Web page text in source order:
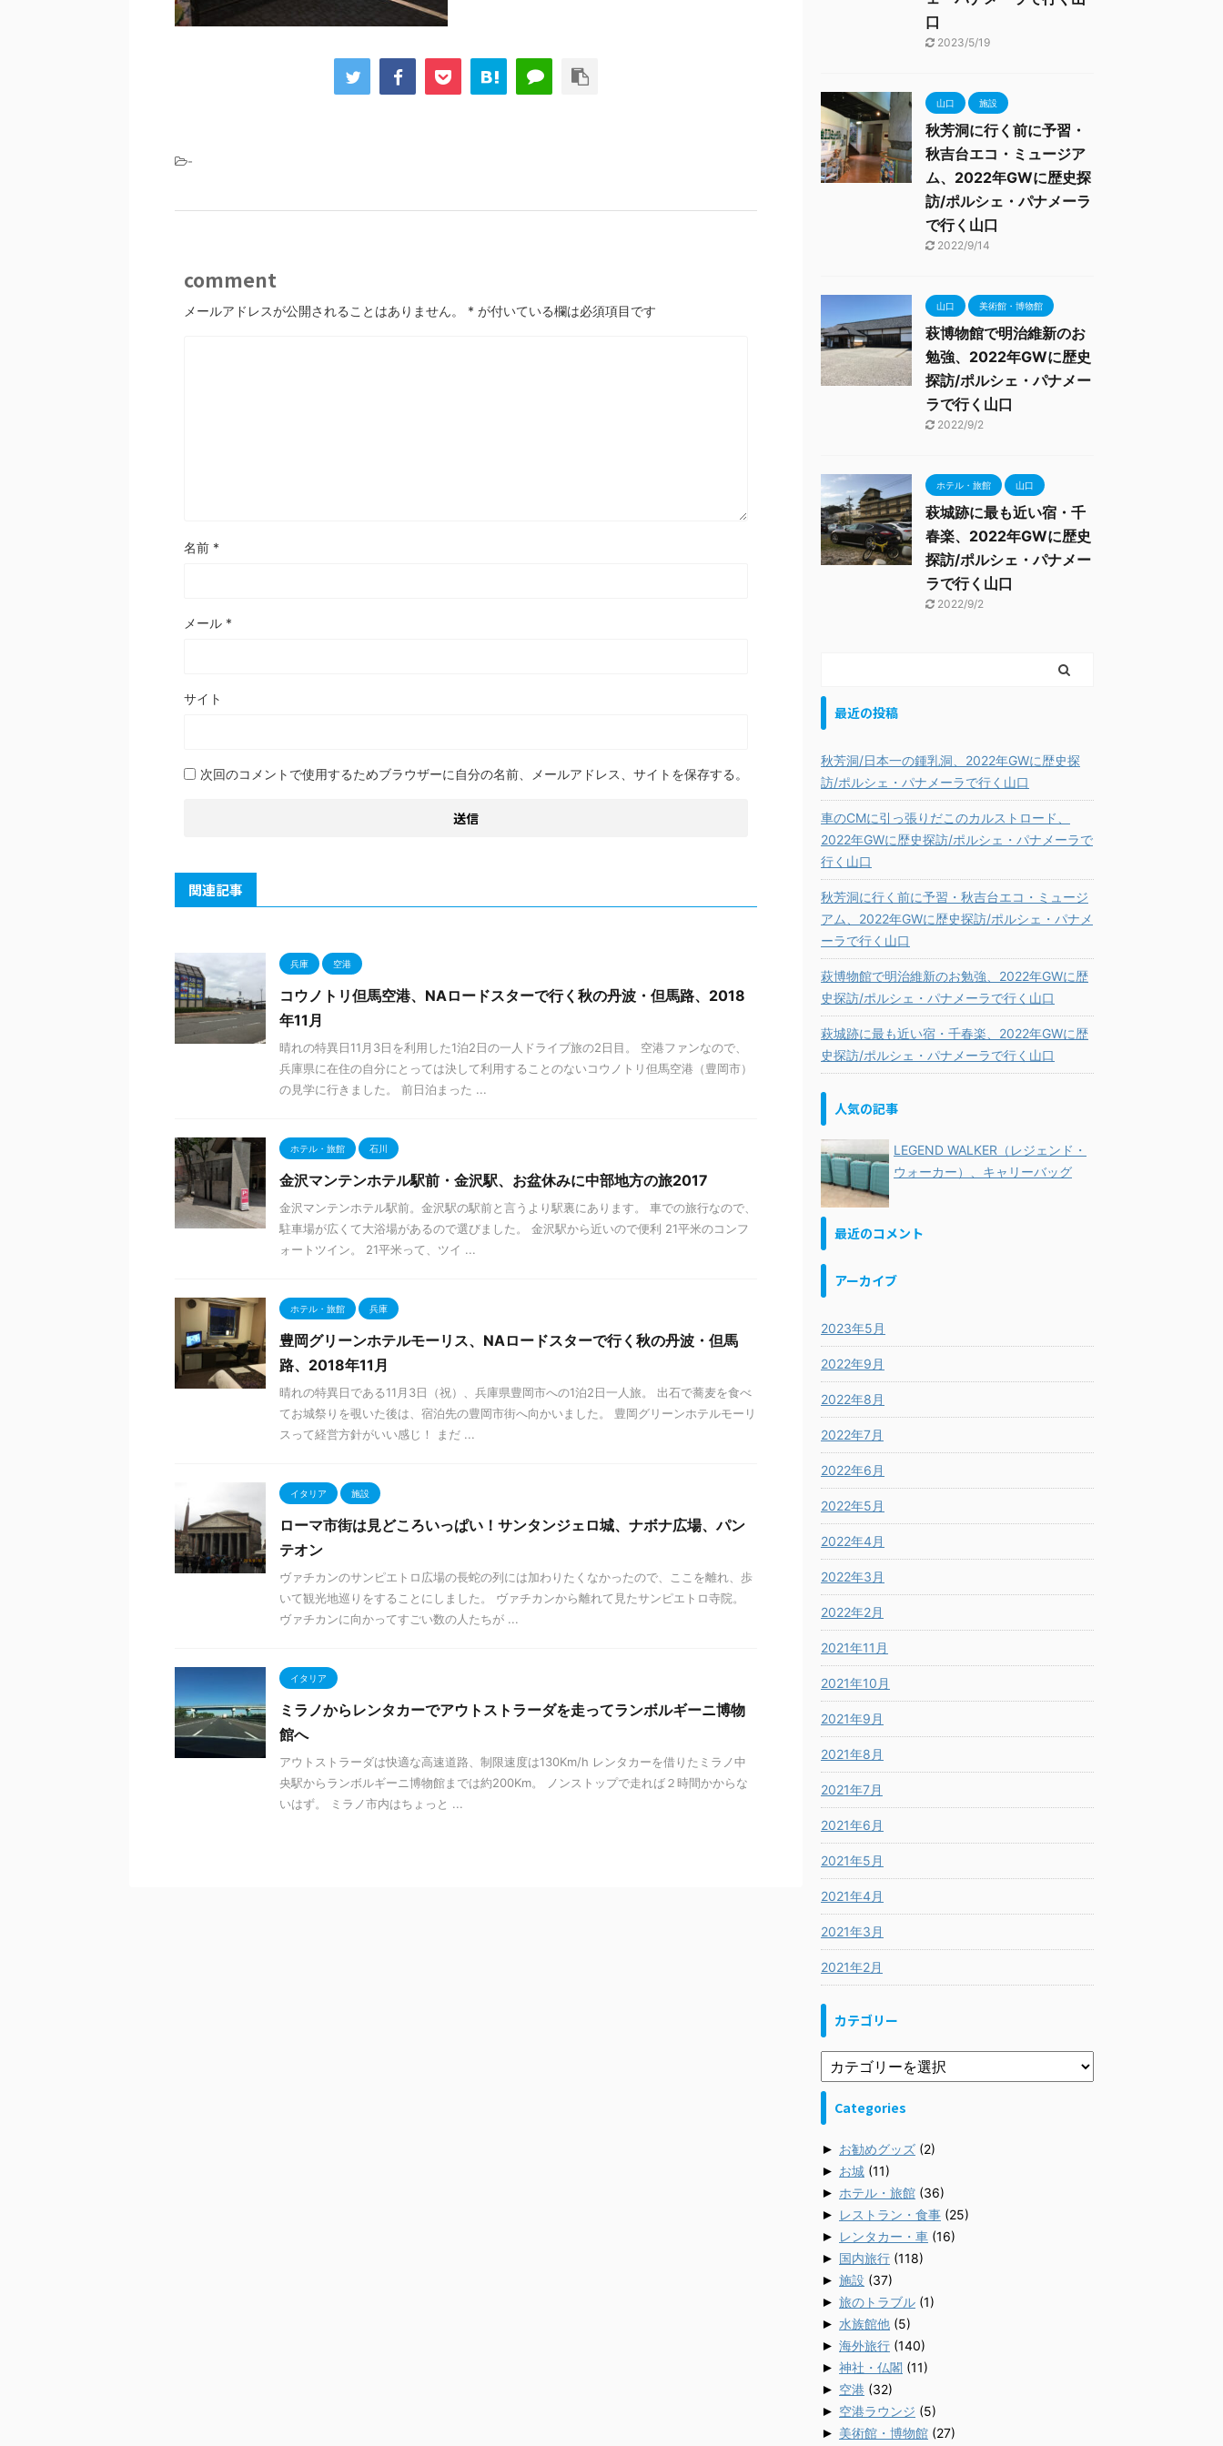
-
comment
メールアドレスが公開されることはありません。 * が付いている欄は必須項目です
名前 *
メール *
サイト
次回のコメントで使用するためブラウザーに自分の名前、メールアドレス、サイトを保存する。
関連記事
兵庫 空港
コウノトリ但馬空港、NAロードスターで行く秋の丹波・但馬路、2018
年11月
晴れの特異日11月3日を利用した1泊2日の一人ドライブ旅の2日目。 空港ファンなので、
兵庫県に在住の自分にとっては決して利用することのないコウノトリ但馬空港（豊岡市）
の見学に行きました。 前日泊まった ...
ホテル・旅館 石川
金沢マンテンホテル駅前・金沢駅、お盆休みに中部地方の旅2017
金沢マンテンホテル駅前。金沢駅の駅前と言うより駅裏にあります。 車での旅行なので、
駐車場が広くて大浴場があるので選びました。 金沢駅から近いので便利 21平米のコンフ
ォートツイン。 21平米って、ツイ ...
ホテル・旅館 兵庫
豊岡グリーンホテルモーリス、NAロードスターで行く秋の丹波・但馬
路、2018年11月
晴れの特異日である11月3日（祝）、兵庫県豊岡市への1泊2日一人旅。 出石で蕎麦を食べ
てお城祭りを覗いた後は、宿泊先の豊岡市街へ向かいました。 豊岡グリーンホテルモーリ
スって経営方針がいい感じ！ まだ ...
イタリア 施設
ローマ市街は見どころいっぱい！サンタンジェロ城、ナボナ広場、パン
テオン
ヴァチカンのサンピエトロ広場の長蛇の列には加わりたくなかったので、ここを離れ、歩
いて観光地巡りをすることにしました。 ヴァチカンから離れて見たサンピエトロ寺院。
ヴァチカンに向かってすごい数の人たちが ...
イタリア
ミラノからレンタカーでアウトストラーダを走ってランボルギーニ博物
館へ
アウトストラーダは快適な高速道路、制限速度は130Km/h レンタカーを借りたミラノ中
央駅からランボルギーニ博物館までは約200Km。 ノンストップで走れば２時間かからな
いはず。 ミラノ市内はちょっと ...
口
2023/5/19
山口 施設
秋芳洞に行く前に予習・
秋吉台エコ・ミュージア
ム、2022年GWに歴史探
訪/ポルシェ・パナメーラ
で行く山口
2022/9/14
山口 美術館・博物館
萩博物館で明治維新のお
勉強、2022年GWに歴史
探訪/ポルシェ・パナメー
ラで行く山口
2022/9/2
ホテル・旅館 山口
萩城跡に最も近い宿・千
春楽、2022年GWに歴史
探訪/ポルシェ・パナメー
ラで行く山口
2022/9/2
最近の投稿
秋芳洞/日本一の鍾乳洞、2022年GWに歴史探
訪/ポルシェ・パナメーラで行く山口
車のCMに引っ張りだこのカルストロード、
2022年GWに歴史探訪/ポルシェ・パナメーラで
行く山口
秋芳洞に行く前に予習・秋吉台エコ・ミュージ
アム、2022年GWに歴史探訪/ポルシェ・パナメ
ーラで行く山口
萩博物館で明治維新のお勉強、2022年GWに歴
史探訪/ポルシェ・パナメーラで行く山口
萩城跡に最も近い宿・千春楽、2022年GWに歴
史探訪/ポルシェ・パナメーラで行く山口
人気の記事
LEGEND WALKER（レジェンド・
ウォーカー）、キャリーバッグ
最近のコメント
アーカイブ
2023年5月
2022年9月
2022年8月
2022年7月
2022年6月
2022年5月
2022年4月
2022年3月
2022年2月
2021年11月
2021年10月
2021年9月
2021年8月
2021年7月
2021年6月
2021年5月
2021年4月
2021年3月
2021年2月
カテゴリー
Categories
► お勧めグッズ (2)
► お城 (11)
► ホテル・旅館 (36)
► レストラン・食事 (25)
► レンタカー・車 (16)
► 国内旅行 (118)
► 施設 (37)
► 旅のトラブル (1)
► 水族館他 (5)
► 海外旅行 (140)
► 神社・仏閣 (11)
► 空港 (32)
► 空港ラウンジ (5)
► 美術館・博物館 (27)